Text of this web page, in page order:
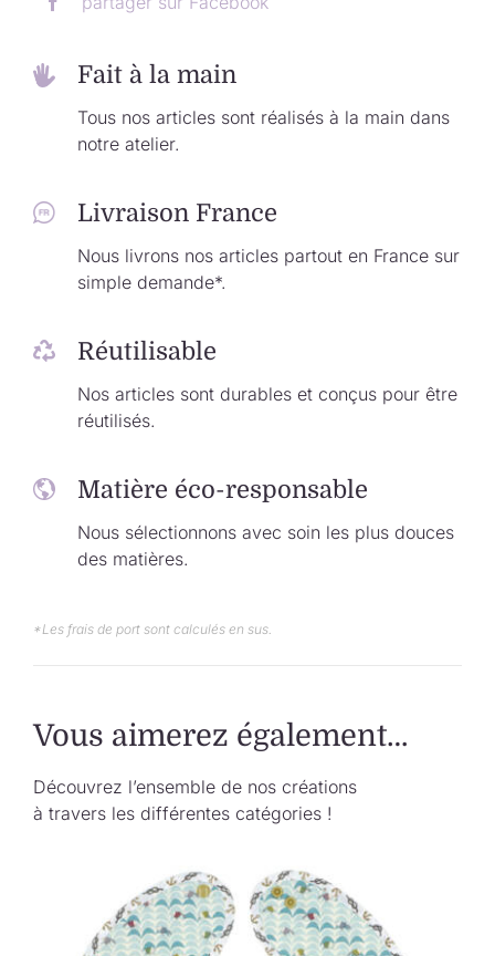
Fait à la main
Tous nos articles sont réalisés à la main dans
notre atelier.
Livraison France
Nous livrons nos articles partout en France sur
simple demande*.
Réutilisable
Nos articles sont durables et conçus pour être
réutilisés.
Matière éco-responsable
Nous sélectionnons avec soin les plus douces
des matières.
*Les frais de port sont calculés en sus.
Vous aimerez également…
Découvrez l’ensemble de nos créations
à travers les différentes catégories !